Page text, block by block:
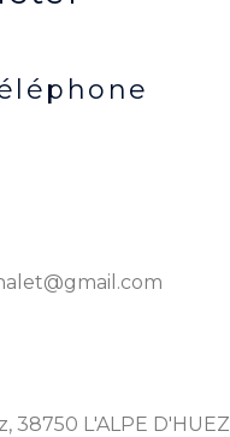
38750 L'ALPE D'HUEZ